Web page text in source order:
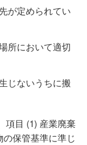
が定められてい
所において適切
じないうちに搬
項目 (1) 産業廃棄
保管基準に準じ